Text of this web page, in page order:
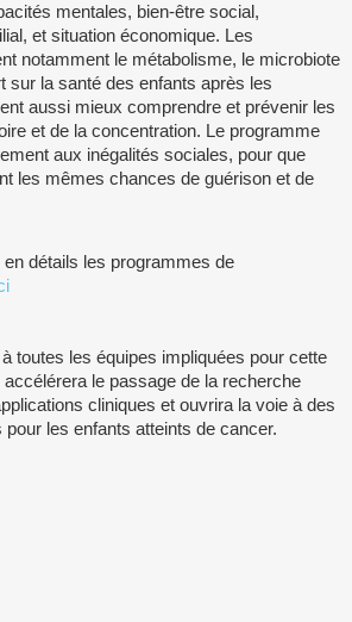
mentales, bien-être social,
et situation économique. Les
notamment le métabolisme, le microbiote
sur la santé des enfants après les
aussi mieux comprendre et prévenir les
et de la concentration. Le programme
aux inégalités sociales, pour que
les mêmes chances de guérison et de
détails les programmes de
toutes les équipes impliquées pour cette
le passage de la recherche
cliniques et ouvrira la voie à des
les enfants atteints de cancer.